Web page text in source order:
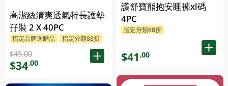
高潔絲清爽透氣特長護墊
孖裝 2 X 40PC
指定品牌送贈品 指定分類88折
$45.00
$34.00
護舒寶熊抱安睡褲xl碼
4PC
指定分類88折
$41.00